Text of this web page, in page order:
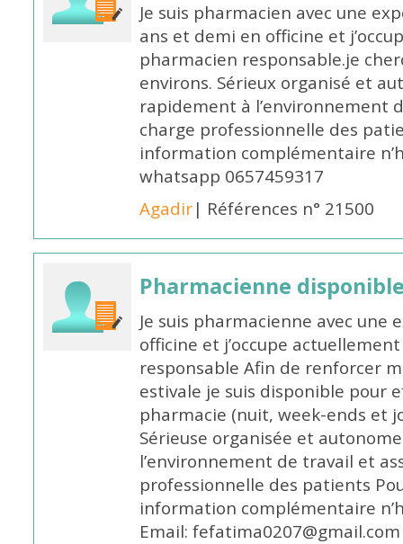
Je suis pharmacien avec une
ans et demi en officine et
pharmacien responsable.je
environs. Sérieux organisé et
rapidement à l’environnement
charge professionnelle des
information complémentaire
whatsapp 0657459317
Agadir| Références n° 21500
Pharmacienne
Je suis pharmacienne avec
officine et j’occupe
responsable Afin de renforcer
estivale je suis disponible pour
pharmacie (nuit, week-ends et
Sérieuse organisée et
l’environnement de travail et
professionnelle des patients
information complémentaire
Email: fefatima0207@gmail.com